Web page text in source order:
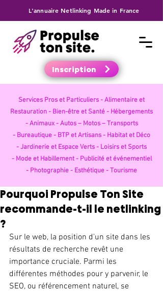
L'annuaire Netlinking Made in France
Inscription
Services Pros et Particuliers -Alimentaire et
Restauration - Bien-être et Santé - Hébergements
-Animaux -Autos – Motos – Transports
- Bureautique - BTP et Artisans - Habitat et Déco
-Jardinerie et Espace Verts - Loisirs et Sports
- Mode et Habillement - Publicité et événementiel
- Photographie - Esthétique -Tourisme
Pourquoi Propulse Ton Site
recommande-t-il le netlinking
?
Sur le web, la position d'un site dans les
résultats de recherche revêt une
importance cruciale. Parmi les
différentes méthodes pour y parvenir, le
SEO, ou référencement naturel, se